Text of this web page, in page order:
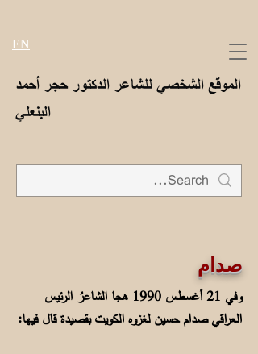
الموقع الشخصي للشاعر الدكتور حجر أحمد
البنعلي
EN
صدام
وفي 21 أغسطس 1990 هجا الشاعرُ الرئيس
العراقي صدام حسين لغزوه الكويت بقصيدة قال فيها: